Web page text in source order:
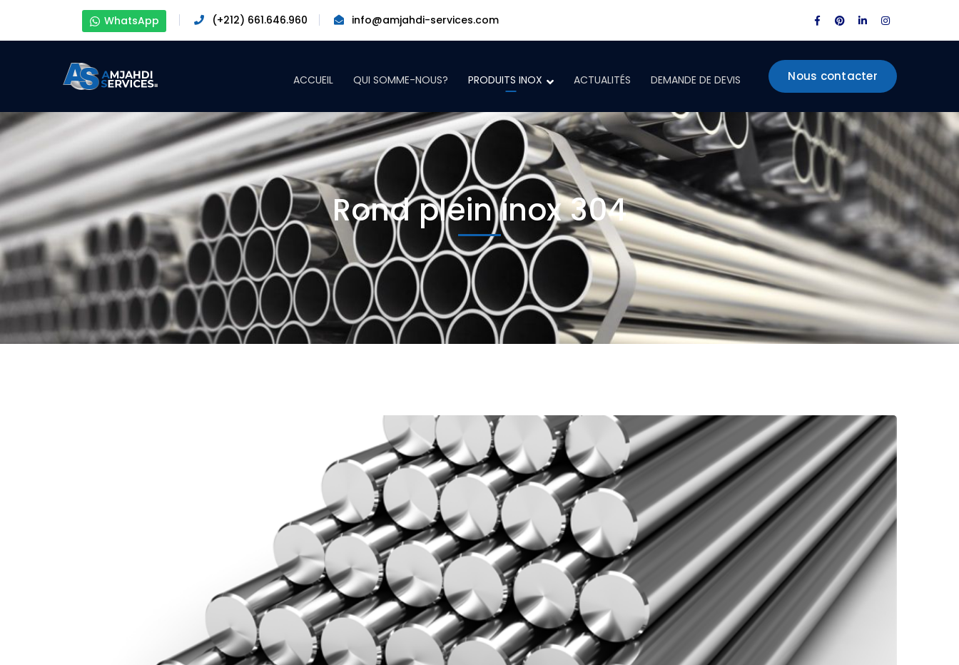
WhatsApp (+212) 661.646.960 info@amjahdi-services.com
Facebook
Profile
Pinterest
Profile
LinkedIn
Profile
Instagram
Profile
Nous contacter
ACCUEIL QUI SOMME-NOUS? PRODUITS INOX ACTUALITÉS DEMANDE DE DEVIS
Rond plein inox 304